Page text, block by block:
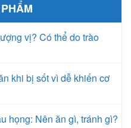
vị? Có thể do trào
khi bị sốt vì dễ khiến cơ
họng: Nên ăn gì, tránh gì?